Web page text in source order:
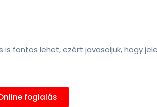
fontos lehet, ezért javasoljuk, hogy
foglalás